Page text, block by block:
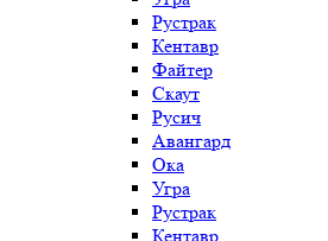
Рустрак
Кентавр
Файтер
Скаут
Русич
Авангард
Ока
Угра
Рустрак
Кентавр